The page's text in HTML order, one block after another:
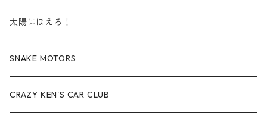
レクサス / LEXUS
アウディ / Audi
ロータス / LOTUS
赤箱 - 絶版（廃盤）トミカ No.60-69
赤箱 - 絶版（廃盤）トミカ No.70-79
TLV - No. LV-60-69
TLV - No. LV-70-79
TLVN - No. LV-60-69
太陽にほえろ！
SNAKE MOTORS
CRAZY KEN'S CAR CLUB